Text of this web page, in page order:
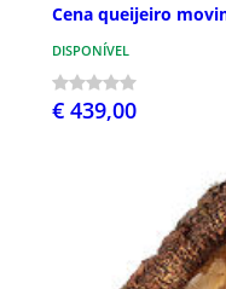
Cena queijeiro
DISPONÍVEL
€ 439,00